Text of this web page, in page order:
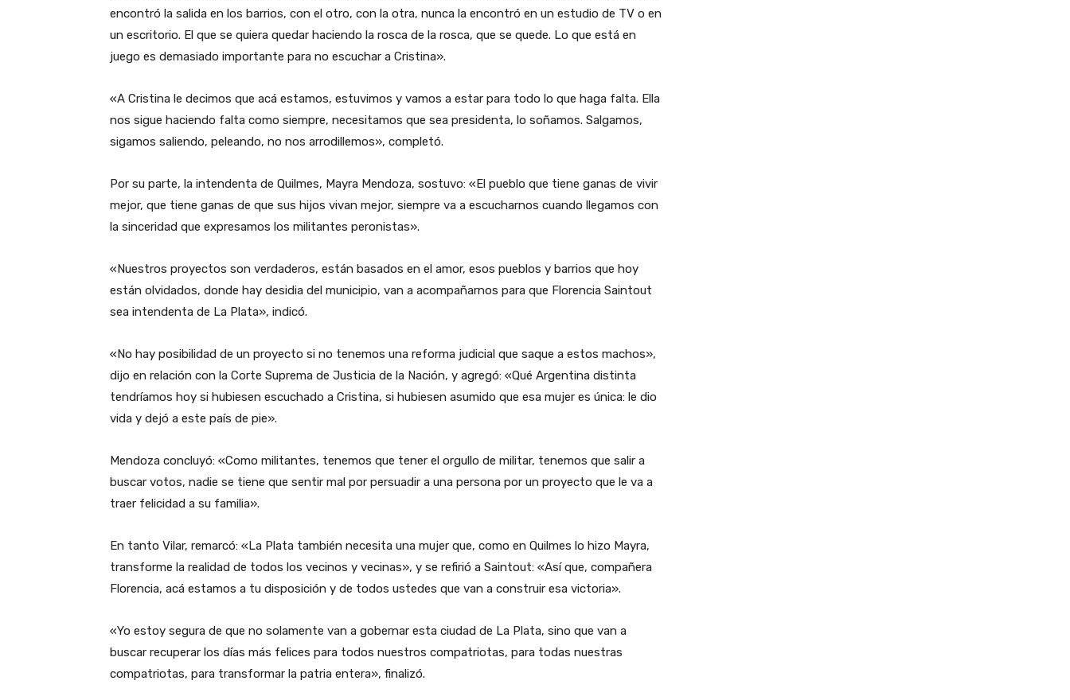
encontró la salida en los barrios, con el otro, con la otra, nunca la encontró en un estudio de TV o en
un escritorio. El que se quiera quedar haciendo la rosca de la rosca, que se quede. Lo que está en
juego es demasiado importante para no escuchar a Cristina».
«A Cristina le decimos que acá estamos, estuvimos y vamos a estar para todo lo que haga falta. Ella
nos sigue haciendo falta como siempre, necesitamos que sea presidenta, lo soñamos. Salgamos,
sigamos saliendo, peleando, no nos arrodillemos», completó.
Por su parte, la intendenta de Quilmes, Mayra Mendoza, sostuvo: «El pueblo que tiene ganas de vivir
mejor, que tiene ganas de que sus hijos vivan mejor, siempre va a escucharnos cuando llegamos con
la sinceridad que expresamos los militantes peronistas».
«Nuestros proyectos son verdaderos, están basados en el amor, esos pueblos y barrios que hoy
están olvidados, donde hay desidia del municipio, van a acompañarnos para que Florencia Saintout
sea intendenta de La Plata», indicó.
«No hay posibilidad de un proyecto si no tenemos una reforma judicial que saque a estos machos»,
dijo en relación con la Corte Suprema de Justicia de la Nación, y agregó: «Qué Argentina distinta
tendríamos hoy si hubiesen escuchado a Cristina, si hubiesen asumido que esa mujer es única: le dio
vida y dejó a este país de pie».
Mendoza concluyó: «Como militantes, tenemos que tener el orgullo de militar, tenemos que salir a
buscar votos, nadie se tiene que sentir mal por persuadir a una persona por un proyecto que le va a
traer felicidad a su familia».
En tanto Vilar, remarcó: «La Plata también necesita una mujer que, como en Quilmes lo hizo Mayra,
transforme la realidad de todos los vecinos y vecinas», y se refirió a Saintout: «Así que, compañera
Florencia, acá estamos a tu disposición y de todos ustedes que van a construir esa victoria».
«Yo estoy segura de que no solamente van a gobernar esta ciudad de La Plata, sino que van a
buscar recuperar los días más felices para todos nuestros compatriotas, para todas nuestras
compatriotas, para transformar la patria entera», finalizó.